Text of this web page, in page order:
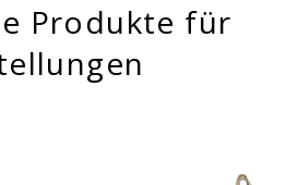
Produkte für